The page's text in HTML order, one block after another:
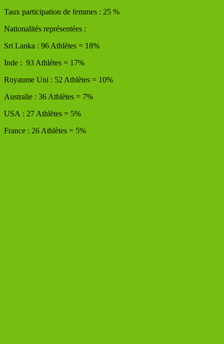
Taux participation de femmes : 25 %
Nationalités représentées :
Sri Lanka : 96 Athlètes = 18%
Inde : 93 Athlètes = 17%
Royaume Uni : 52 Athlètes = 10%
Australie : 36 Athlètes = 7%
USA : 27 Athlètes = 5%
France : 26 Athlètes = 5%